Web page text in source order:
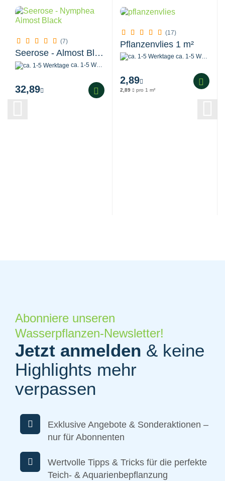
(7)
Seerose - Almost Black
ca. 1-5 Werktage
32,89
(17)
Pflanzenvlies 1 m²
ca. 1-5 Werktage
2,89
2,89 pro 1 m²
Abonniere unseren
Wasserpflanzen-Newsletter!
Jetzt anmelden & keine
Highlights mehr
verpassen
Exklusive Angebote & Sonderaktionen –
nur für Abonnenten
Wertvolle Tipps & Tricks für die perfekte
Teich- & Aquarienbepflanzung